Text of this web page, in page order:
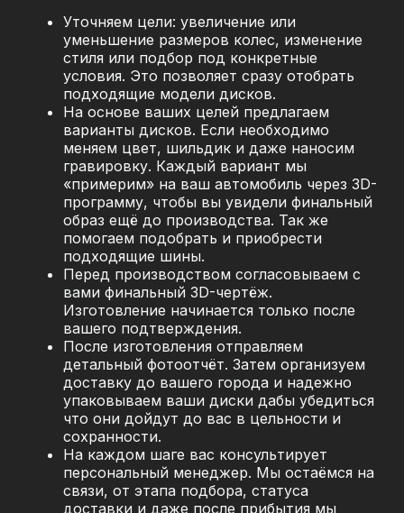
Уточняем цели: увеличение или
уменьшение размеров колес, изменение
стиля или подбор под конкретные
условия. Это позволяет сразу отобрать
подходящие модели дисков.
На основе ваших целей предлагаем
варианты дисков. Если необходимо
меняем цвет, шильдик и даже наносим
гравировку. Каждый вариант мы
«примерим» на ваш автомобиль через 3D-
программу, чтобы вы увидели финальный
образ ещё до производства. Так же
помогаем подобрать и приобрести
подходящие шины.
Перед производством согласовываем с
вами финальный 3D-чертёж.
Изготовление начинается только после
вашего подтверждения.
После изготовления отправляем
детальный фотоотчёт. Затем организуем
доставку до вашего города и надежно
упаковываем ваши диски дабы убедиться
что они дойдут до вас в цельности и
сохранности.
На каждом шаге вас консультирует
персональный менеджер. Мы остаёмся на
связи, от этапа подбора, статуса
доставки и даже после прибытия мы